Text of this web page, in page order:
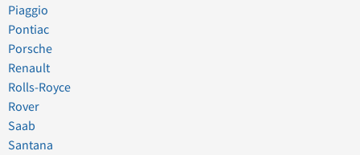
Piaggio
Pontiac
Porsche
Renault
Rolls-Royce
Rover
Saab
Santana